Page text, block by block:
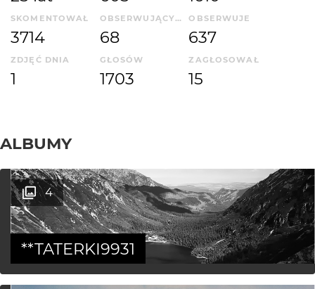
SKOMENTOWAŁ
3714
OBSERWUJĄCYCH
68
OBSERWUJE
637
ZDJĘĆ DNIA
1
GŁOSÓW
1703
ZAGŁOSOWAŁ
15
ALBUMY
4
**TATERKI9931